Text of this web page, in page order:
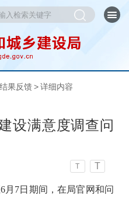
结果反馈 > 详细内容
设满意度调查问
T T
月7日期间，在局官网和问